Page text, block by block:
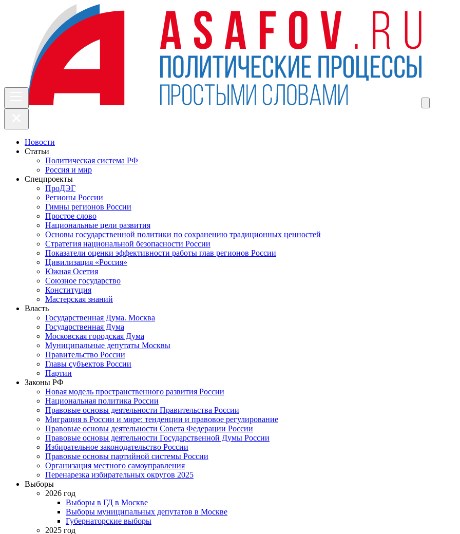
Новости
Статьи
Политическая система РФ
Россия и мир
Спецпроекты
ПроДЭГ
Регионы России
Гимны регионов России
Простое слово
Национальные цели развития
Основы государственной политики по сохранению традиционных ценностей
Стратегия национальной безопасности России
Показатели оценки эффективности работы глав регионов России
Цивилизация «Россия»
Южная Осетия
Союзное государство
Конституция
Мастерская знаний
Власть
Государственная Дума. Москва
Государственная Дума
Московская городская Дума
Муниципальные депутаты Москвы
Правительство России
Главы субъектов России
Партии
Законы РФ
Новая модель пространственного развития России
Национальная политика России
Правовые основы деятельности Правительства России
Миграция в России и мире: тенденции и правовое регулирование
Правовые основы деятельности Совета Федерации России
Правовые основы деятельности Государственной Думы России
Избирательное законодательство России
Правовые основы партийной системы России
Организация местного самоуправления
Перенарезка избирательных округов 2025
Выборы
2026 год
Выборы в ГД в Москве
Выборы муниципальных депутатов в Москве
Губернаторские выборы
2025 год